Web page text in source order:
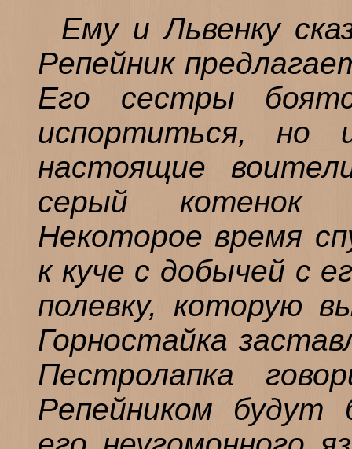
Ему и Львенку
Репейник
Его сестры
испортиться, но
настоящие
серый котенок
Некоторое время
к куче с добычей с
полевку, которую
Горностайка
Пестролапка
Репейником будут